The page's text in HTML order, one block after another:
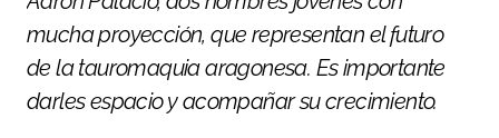
mucha proyección, que representan el futuro
de la tauromaquia aragonesa. Es importante
darles espacio y acompañar su crecimiento.